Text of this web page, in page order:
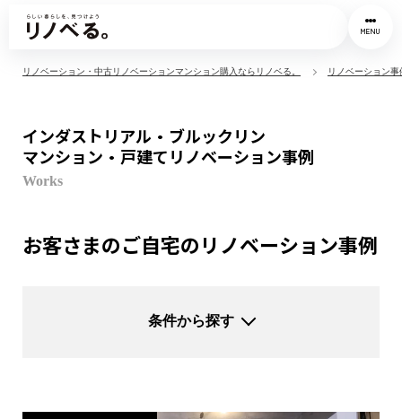
MENU
リノベーション・中古リノベーションマンション購入ならリノベる。 リノベーション事
インダストリアル・ブルックリン
マンション・戸建てリノベーション事例
Works
お客さまのご自宅のリノベーション事例
条件から探す